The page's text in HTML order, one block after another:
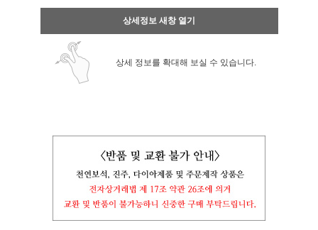
상세정보 새창 열기
상세 정보를 확대해 보실 수 있습니다.